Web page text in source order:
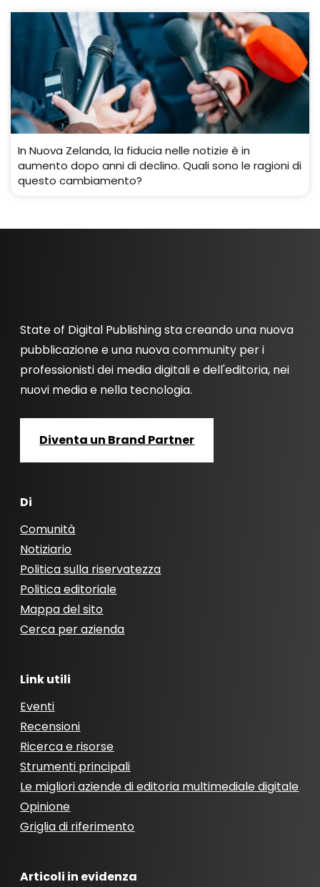
In Nuova Zelanda, la fiducia nelle notizie è in
aumento dopo anni di declino. Quali sono le ragioni di
questo cambiamento?
State of Digital Publishing sta creando una nuova
pubblicazione e una nuova community per i
professionisti dei media digitali e dell'editoria, nei
nuovi media e nella tecnologia.
Diventa un Brand Partner
Di
Comunità
Notiziario
Politica sulla riservatezza
Politica editoriale
Mappa del sito
Cerca per azienda
Link utili
Eventi
Recensioni
Ricerca e risorse
Strumenti principali
Le migliori aziende di editoria multimediale digitale
Opinione
Griglia di riferimento
Articoli in evidenza